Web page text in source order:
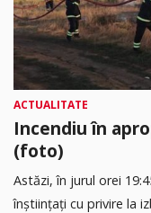
ACTUALITATE
Incendiu în
(foto)
Astăzi, în jurul orei
înștiințați cu privire la